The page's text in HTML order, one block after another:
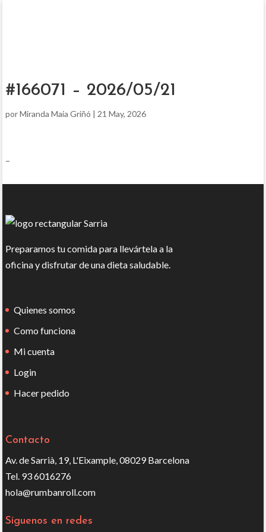
#166071 – 2026/05/21
porMiranda Maia Griñó | 21 May, 2026
–
Preparamos tu comida para llevártela a la
oficina y disfrutar de una dieta saludable.
Quienes somos
Como funciona
Mi cuenta
Login
Hacer pedido
Contacto
Av. de Sarrià, 19, L'Eixample, 08029 Barcelona
Tel. 93 6016276
hola@rumbanroll.com
Síguenos en redes